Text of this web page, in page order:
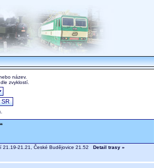
název.
zvyklostí.
21.19-21.21, České Budějovice 21.52 Detail trasy »